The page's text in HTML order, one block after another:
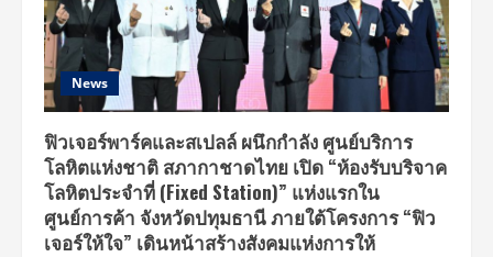
News
ฟิวเจอร์พาร์คและสเปลล์ ผนึกกำลัง ศูนย์บริการ
โลหิตแห่งชาติ สภากาชาดไทย เปิด “ห้องรับบริจาค
โลหิตประจำที่ (Fixed Station)” แห่งแรกใน
ศูนย์การค้า จังหวัดปทุมธานี ภายใต้โครงการ “ฟิว
เจอร์ให้ใจ” เดินหน้าสร้างสังคมแห่งการให้